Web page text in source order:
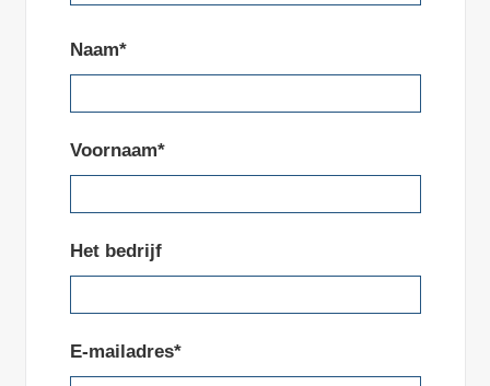
Naam*
Voornaam*
Het bedrijf
E-mailadres*